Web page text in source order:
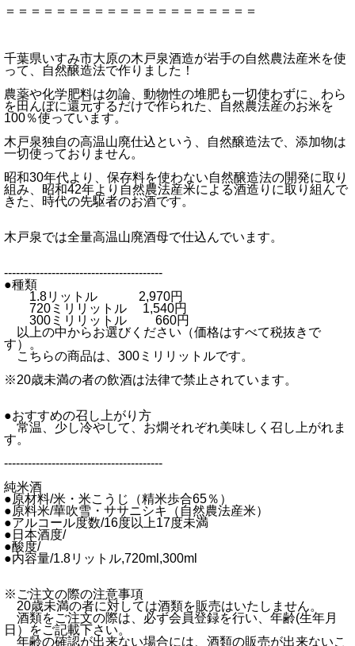
＝＝＝＝＝＝＝＝＝＝＝＝＝＝＝＝＝＝＝＝
千葉県いすみ市大原の木戸泉酒造が岩手の自然農法産米を使
って、自然醸造法で作りました！
農薬や化学肥料は勿論、動物性の堆肥も一切使わずに、わら
を田んぼに還元するだけで作られた、自然農法産のお米を
100％使っています。
木戸泉独自の高温山廃仕込という、自然醸造法で、添加物は
一切使っておりません。
昭和30年代より、保存料を使わない自然醸造法の開発に取り
組み、昭和42年より自然農法産米による酒造りに取り組んで
きた、時代の先駆者のお酒です。
木戸泉では全量高温山廃酒母で仕込んでいます。
----------------------------------------
●種類
1.8リットル 2,970円
720ミリリットル 1,540円
300ミリリットル 660円
以上の中からお選びください（価格はすべて税抜きで
す）。
こちらの商品は、300ミリリットルです。
※20歳未満の者の飲酒は法律で禁止されています。
●おすすめの召し上がり方
常温、少し冷やして、お燗それぞれ美味しく召し上がれま
す。
----------------------------------------
純米酒
●原材料/米・米こうじ（精米歩合65％）
●原料米/華吹雪・ササニシキ（自然農法産米）
●アルコール度数/16度以上17度未満
●日本酒度/
●酸度/
●内容量/1.8リットル,720ml,300ml
※ご注文の際の注意事項
20歳未満の者に対しては酒類を販売はいたしません。
酒類をご注文の際は、必ず会員登録を行い、年齢(生年月
日）をご記載下さい。
年齢の確認が出来ない場合には、酒類の販売が出来ないこ